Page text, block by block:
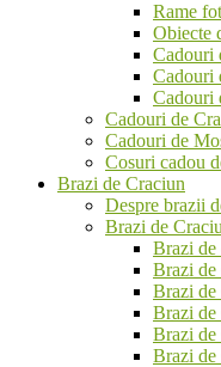
Rame
Obiecte
Cadouri
Cadouri
Cadouri
Cadouri de
Cadouri de
Cosuri cadou
Brazi de Craciun
Despre brazii
Brazi de
Brazi de
Brazi de
Brazi de
Brazi de
Brazi de
Brazi de